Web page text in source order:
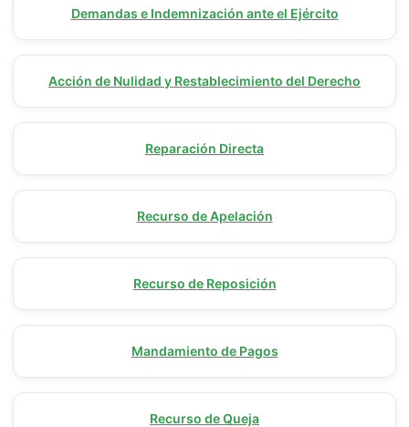
Demandas e Indemnización ante el Ejército
Acción de Nulidad y Restablecimiento del Derecho
Reparación Directa
Recurso de Apelación
Recurso de Reposición
Mandamiento de Pagos
Recurso de Queja